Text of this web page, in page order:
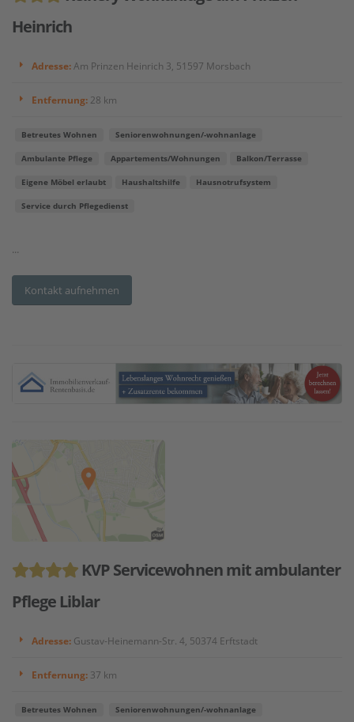
Heinrich
Adresse: Am Prinzen Heinrich 3, 51597 Morsbach
Entfernung: 28 km
Betreutes Wohnen Seniorenwohnungen/-wohnanlage
Ambulante Pflege Appartements/Wohnungen Balkon/Terrasse
Eigene Möbel erlaubt Haushaltshilfe Hausnotrufsystem
Service durch Pflegedienst
...
Kontakt aufnehmen
KVP Servicewohnen mit ambulanter
Pflege Liblar
Adresse: Gustav-Heinemann-Str. 4, 50374 Erftstadt
Entfernung: 37 km
Betreutes Wohnen Seniorenwohnungen/-wohnanlage